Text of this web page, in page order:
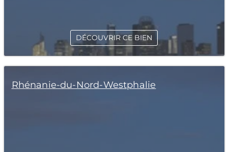
DÉCOUVRIR CE BIEN
Rhénanie-du-Nord-Westphalie